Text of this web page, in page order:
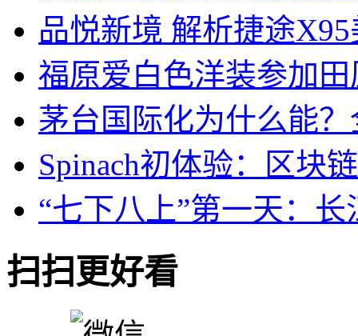
品悦新境 解析捷途
福原爱白色洋装参加
茅台国际化为什么能
Spinach初体验：区块
“七下八上”第一天：
扫扫更好看